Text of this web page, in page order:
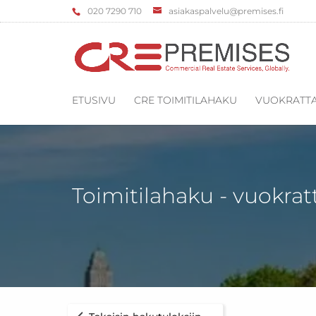
‌020 7290 710 asiakaspalvelu@premises.fi
ETUSIVU CRE TOIMITILAHAKU
Toimitilahaku -